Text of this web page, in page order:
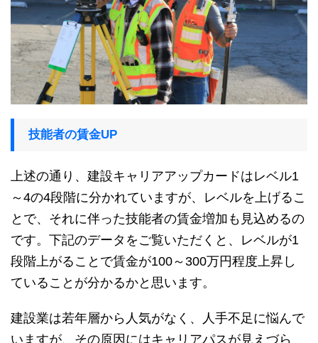
技能者の賃金UP
上述の通り、建設キャリアアップカードはレベル1
～4の4段階に分かれていますが、レベルを上げるこ
とで、それに伴った技能者の賃金増加も見込めるの
です。下記のデータをご覧いただくと、レベルが1
段階上がることで賃金が100～300万円程度上昇し
ていることが分かるかと思います。
建設業は若年層から人気がなく、人手不足に悩んで
いますが、その原因にはキャリアパスが見えづら